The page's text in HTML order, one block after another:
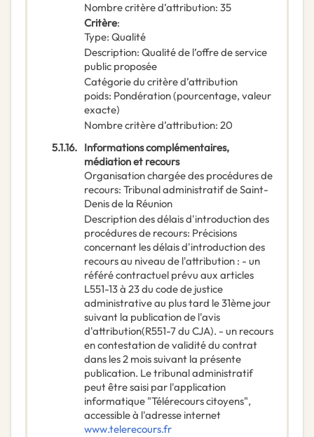
Nombre critère d’attribution: 35
Critère:
Type: Qualité
Description: Qualité de l’offre de service
public proposée
Catégorie du critère d’attribution
poids: Pondération (pourcentage, valeur
exacte)
Nombre critère d’attribution: 20
5.1.16. Informations complémentaires,
médiation et recours
Organisation chargée des procédures de
recours: Tribunal administratif de Saint-
Denis de la Réunion
Description des délais d'introduction des
procédures de recours: Précisions
concernant les délais d'introduction des
recours au niveau de l'attribution : - un
référé contractuel prévu aux articles
L551-13 à 23 du code de justice
administrative au plus tard le 31ème jour
suivant la publication de l'avis
d'attribution(R551-7 du CJA). - un recours
en contestation de validité du contrat
dans les 2 mois suivant la présente
publication. Le tribunal administratif
peut être saisi par l'application
informatique "Télérecours citoyens",
accessible à l'adresse internet
www.telerecours.fr